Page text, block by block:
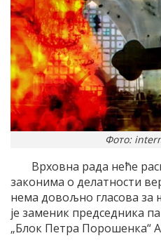
Фото:
Врховна рада неће
законима о делатности
нема довољно гласова за
је заменик председника
„Блок Петра Порошенка“